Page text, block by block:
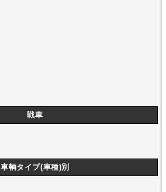
戦車
車輌タイプ(車種)別